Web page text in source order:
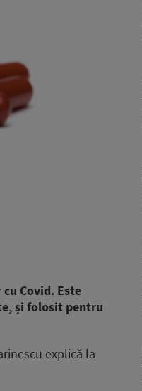
Covid. Este
și folosit pentru
explică la